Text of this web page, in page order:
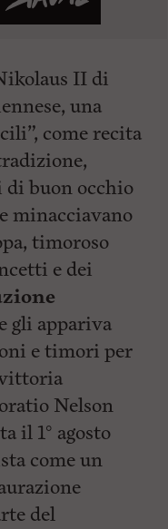
II di
una
come recita
buon occhio
minacciavano
timoroso
e dei
gli appariva
e timori per
Nelson
il 1° agosto
come un
del